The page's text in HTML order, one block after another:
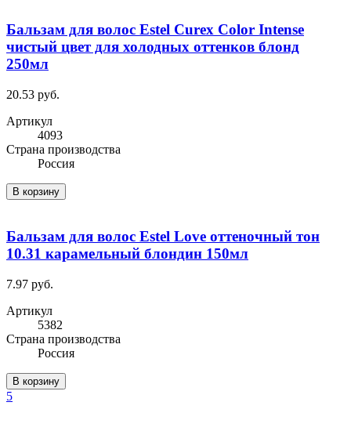
Бальзам для волос Estel Curex Color Intense
чистый цвет для холодных оттенков блонд
250мл
20.53 руб.
Артикул
4093
Cтрана производства
Россия
В корзину
Бальзам для волос Estel Love оттеночный тон
10.31 карамельный блондин 150мл
7.97 руб.
Артикул
5382
Cтрана производства
Россия
В корзину
5